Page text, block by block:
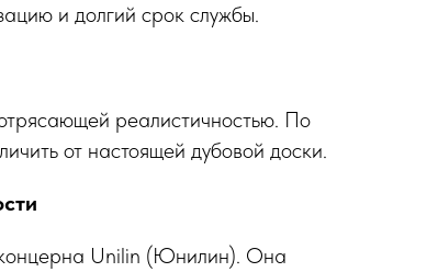
и долгий срок службы.
реалистичностью. По
от настоящей дубовой доски.
концерна Unilin (Юнилин). Она